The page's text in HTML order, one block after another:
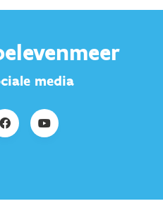
media